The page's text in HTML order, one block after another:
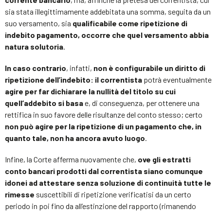
sia stata illegittimamente addebitata una somma, seguita da un
suo versamento, sia qualificabile come ripetizione di
indebito pagamento, occorre che quel versamento abbia
natura solutoria.
In caso contrario, infatti, non è configurabile un diritto di
ripetizione dell’indebito: il correntista potrà eventualmente
agire per far dichiarare la nullità del titolo su cui
quell’addebito si basae, di conseguenza, per ottenere una
rettifica in suo favore delle risultanze del conto stesso; certo
non può agire per la ripetizione di un pagamento che, in
quanto tale, non ha ancora avuto luogo.
Infine, la Corte afferma nuovamente che, ove gli estratti
conto bancari prodotti dal correntista siano comunque
idonei ad attestare senza soluzione di continuità tutte le
rimesse suscettibili di ripetizione verificatisi da un certo
periodo in poi fino da all’estinzione del rapporto (rimanendo